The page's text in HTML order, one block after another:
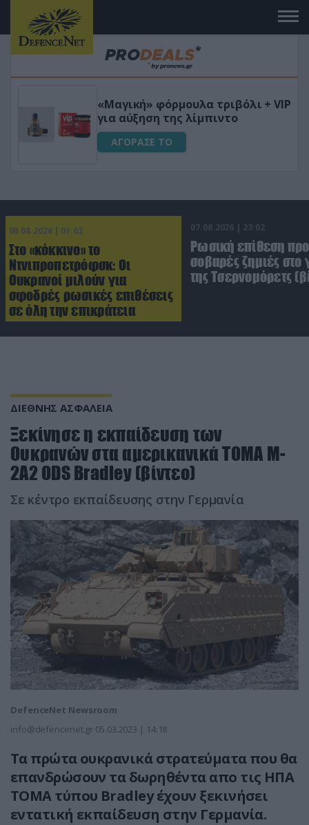
«Μαγική» φόρμουλα τριβόλι + VIP
για αύξηση της λίμπιντο
ΑΓΟΡΑΣΕ ΤΟ
08.08.2026 | 01:02
Στο «κόκκινο» το
Ντνιπροπετρόφσκ: Οι
Ουκρανοί μιλούν για
σφοδρές ρωσικές επιθέσεις
σε όλη την επικράτεια
07.08.2026 | 23:02
Ρωσική επίθεση
σοβαρές ζημιές στο
της Τσερνομόρετς
ΔΙΕΘΝΗΣ ΑΣΦΑΛΕΙΑ
Ξεκίνησε η εκπαίδευση των
Ουκρανών στα αμερικανικά ΤΟΜΑ M-
2A2 ODS Bradley (βίντεο)
Σε κέντρο εκπαίδευσης στην Γερμανία
DefenceNet Newsroom
info@defencenet.gr 05.03.2023 | 14:18
Τα πρώτα ουκρανικά στρατεύματα που θα
επανδρώσουν τα δωρηθέντα απο τις ΗΠΑ
ΤΟΜΑ τύπου Bradley έχουν ξεκινήσει
εντατική εκπαίδευση στην Γερμανία.